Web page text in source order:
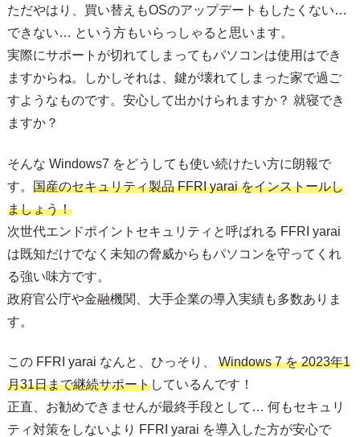
ただやはり、買い替えもOSのアップデートもしたくない…
できない… という方もいらっしゃると思います。
実際にサポートが切れてしまってもパソコンは使用はでき
ますからね。しかしそれは、鍵が壊れてしまった家で過ご
すようなものです。安心して出かけられますか？ 就寝でき
ますか？
そんな Windows7 をどうしても使い続けたい方に朗報で
す。 国産のセキュリティ製品 FFRI yarai をインストールし
ましょう！
次世代エンドポイントセキュリティと呼ばれる FFRI yarai
は既知だけでなく未知の脅威からもパソコンを守ってくれ
る強い味方です。
政府官公庁や金融機関、大手企業の導入実績も多数ありま
す。
この FFRI yarai なんと、ひっそり、 Windows 7 を 2023年1
月31日まで継続サポートしているんです！
正直、お勧めできませんが最終手段として… 何もセキュリ
ティ対策をしないより FFRI yarai を導入した方が安心で